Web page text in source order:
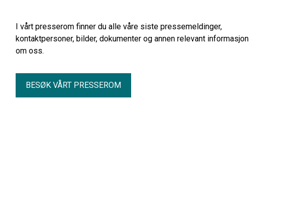
I vårt presserom finner du alle våre siste pressemeldinger,
kontaktpersoner, bilder, dokumenter og annen relevant informasjon
om oss.
BESØK VÅRT PRESSEROM